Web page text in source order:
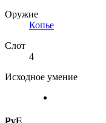
Оружие
Копье
Слот
4
Исходное умение